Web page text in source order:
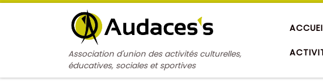
Passer au contenu
Association d'union des activités culturelles,
éducatives, sociales et sportives